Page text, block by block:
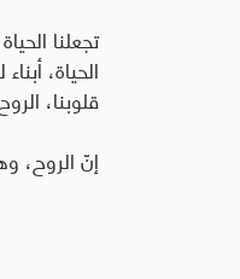
تجعلنا
الحياة،
قلوبنا،
إنّ الروح،